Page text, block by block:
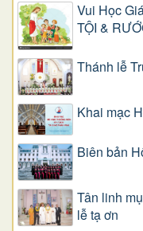
Vui Học
TỘI &
Thánh lễ
Khai mạc
Biên bản
Tân linh
lễ tạ ơn